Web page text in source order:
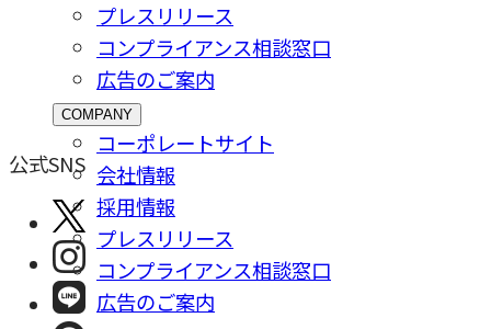
プレスリリース
コンプライアンス相談窓⼝
広告のご案内
COMPANY
コーポレートサイト
会社情報
採⽤情報
プレスリリース
コンプライアンス相談窓⼝
広告のご案内
公式SNS